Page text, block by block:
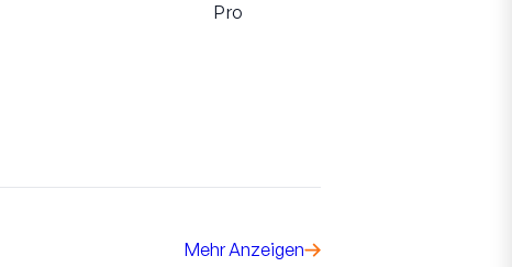
Pro
Mehr Anzeigen